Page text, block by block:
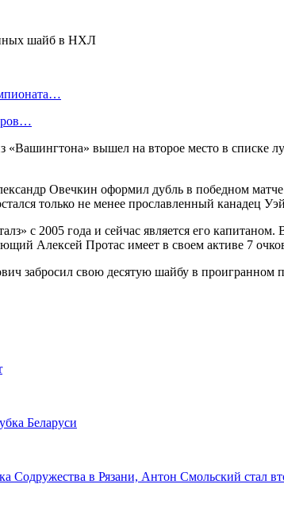
«Вашингтона» вышел на второе место в
Овечкин оформил дубль в победном
только не менее прославленный канадец
с 2005 года и сейчас является его
Алексей Протас имеет в своем активе 7
забросил свою десятую шайбу в проигранном
Беларуси
Содружества в Рязани, Антон Смольский стал